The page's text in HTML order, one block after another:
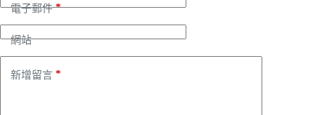
電子郵件*
網站
新增留言 *